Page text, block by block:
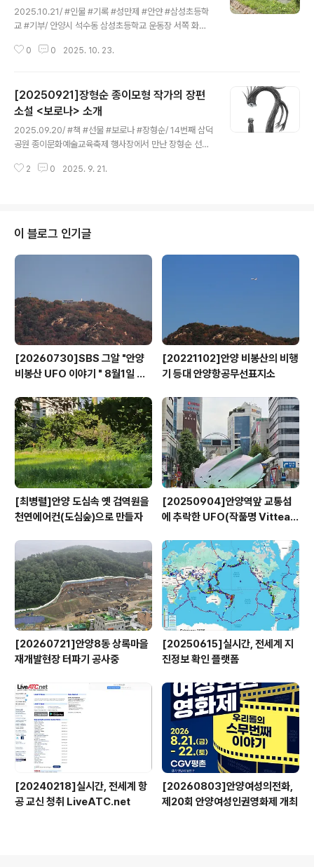
2025.10.21/ #인물 #기록 #성만제 #안얀 #삼성초등학
교 #기부/ 안양시 석수동 삼성초등학교 운동장 서쪽 화단
재의 삼성초교 개교 이전인시흥공립초등학교 삼성분교 인
성초등학교 18회 동창회 카페(https://cafe.daum.net/s
amsung18)에 올려진 기록을 보면 기념비를 세우게 된 이
유에 대해 석수동 일원 신촌.삼막동.유원지.꽃챙이.충훈부
일대의 어린학생들의 등하교와 배움의 길을 열어주시고자
해 당시 최문재 교장선생님. 조태업. 염종수 선생님 등 그..
0 0 2025. 10. 23.
[20250921]장형순 종이모형 작가의 장편
소설 <보로나> 소개
2025.09.20/ #책 #선물 #보로나 #장형순/ 14번째 삼덕
공원 종이문화예술교육축제 행사장에서 만난 장형순 선생
장형순 작가는 오래전부터 1년에 한두 번 눈앞에 무언가 별
상한 세상에 내려앉는 상상을 하며 한 이야기를 구상했다.
그건 태평양의 섬에서 하늘로 사라진 후 다시 나타난 사람
의 이야기였다. 작가는 〈보로나〉를 통해 그가 다녀온 특별
회사에서 일했으며 2002년 종이모..
2 0 2025. 9. 21.
이 블로그 인기글
[20260730]SBS 그알 "안양
비봉산 UFO 이야기 " 8월1일 방
[20221102]안양 비봉산의 비행
기 등대 안양항공무선표지소
[최병렬]안양 도심속 옛 검역원을
천연에어컨(도심숲)으로 만들자
[20250904]안양역앞 교통섬
에 추락한 UFO(작품명 Vitteau
[20260721]안양8동 상록마을
재개발현장 터파기 공사중
[20250615]실시간, 전세계 지
진정보 확인 플랫폼
[20240218]실시간, 전세계 항
공 교신 청취 LiveATC.net
[20260803]안양여성의전화,
제20회 안양여성인권영화제 개최